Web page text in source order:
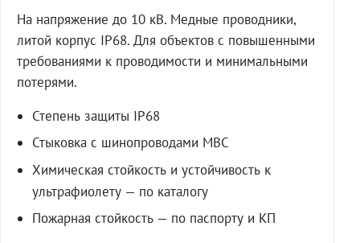
На напряжение до 10 кВ. Медные проводники,
литой корпус IP68. Для объектов с повышенными
требованиями к проводимости и минимальными
потерями.
Степень защиты IP68
Стыковка с шинопроводами МВС
Химическая стойкость и устойчивость к
ультрафиолету — по каталогу
Пожарная стойкость — по паспорту и КП